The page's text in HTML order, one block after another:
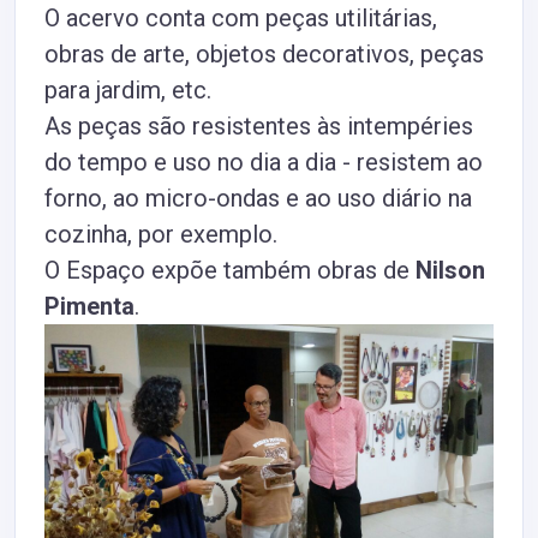
O acervo conta com peças utilitárias,
obras de arte, objetos decorativos, peças
para jardim, etc.
As peças são resistentes às intempéries
do tempo e uso no dia a dia - resistem ao
forno, ao micro-ondas e ao uso diário na
cozinha, por exemplo.
O Espaço expõe também obras de Nilson
Pimenta.